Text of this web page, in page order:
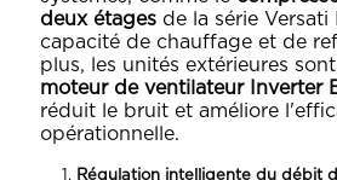
deux étages de la série Versati
capacité de chauffage et de
plus, les unités extérieures
moteur de ventilateur Inverter
réduit le bruit et améliore
opérationnelle.
Régulation intelligente du débit